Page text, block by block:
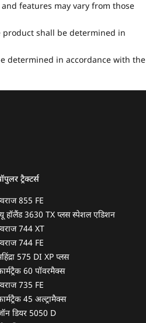
features may vary from those
product shall be determined in
determined in accordance with the
ट्रैक्टर्स
855 FE
हॉलैंड 3630 TX प्लस स्पेशल एडिशन
744 XT
744 FE
575 DI XP प्लस
60 पॉवरमैक्स
735 FE
45 अल्ट्रामैक्स
डियर 5050 D